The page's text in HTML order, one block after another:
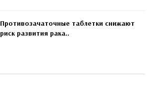
Противозачаточные таблетки снижают
риск развития рака..